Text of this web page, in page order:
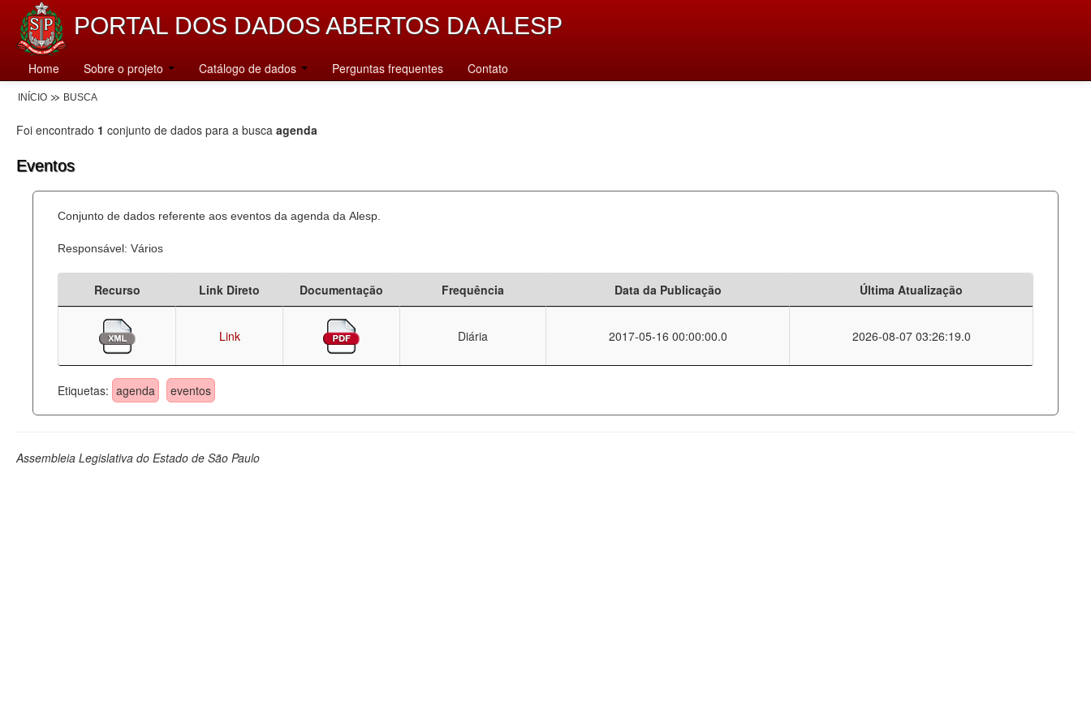
PORTAL DOS DADOS ABERTOS DA ALESP
Home Sobre o projeto Catálogo de dados Perguntas frequentes Contato
INÍCIO BUSCA
Foi encontrado 1 conjunto de dados para a busca agenda
Eventos
Conjunto de dados referente aos eventos da agenda da Alesp.
Responsável: Vários
Recurso Link Direto Documentação Frequência Data da Publicação Última Atualização
Link Diária 2017-05-16 00:00:00.0 2026-08-07 03:26:19.0
Etiquetas: agenda eventos
Assembleia Legislativa do Estado de São Paulo